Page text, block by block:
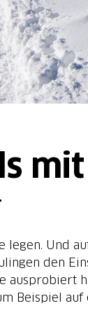
Und
den
ausprobiert
Beispiel